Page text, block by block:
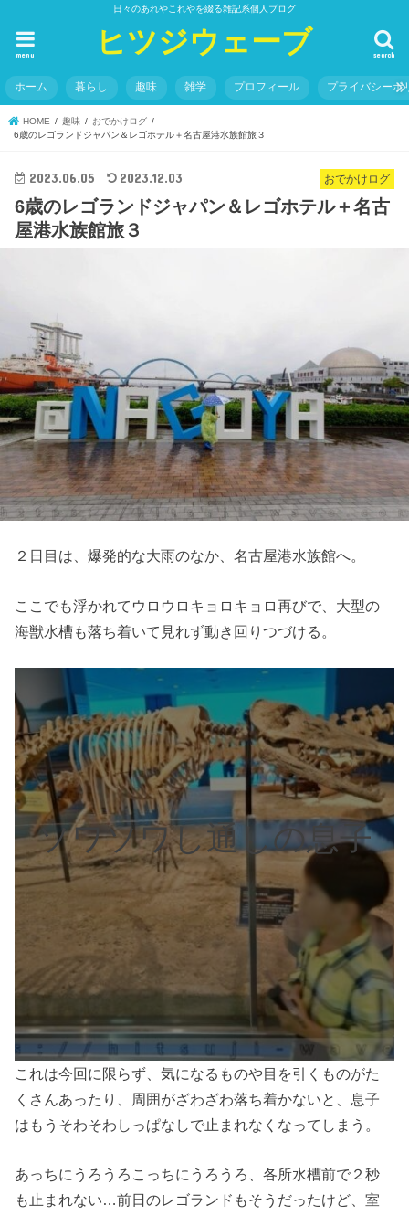
日々のあれやこれやを綴る雑記系個人ブログ
ヒツジウェーブ search
menu
ホーム 暮らし 趣味 雑学 プロフィール プライバシーポ
HOME 趣味
おでかけログ
6歳のレゴランドジャパン＆レゴホテル＋名古屋港水族館旅３
おでかけログ
2023.06.05 2023.12.03
6歳のレゴランドジャパン＆レゴホテル＋名古
屋港水族館旅３
２日目は、爆発的な大雨のなか、名古屋港水族館へ。
ここでも浮かれてウロウロキョロキョロ再びで、大型の
海獣水槽も落ち着いて見れず動き回りつづける。
ソワソワし通しの息子
これは今回に限らず、気になるものや目を引くものがた
くさんあったり、周囲がざわざわ落ち着かないと、息子
はもうそわそわしっぱなしで止まれなくなってしまう。
あっちにうろうろこっちにうろうろ、各所水槽前で２秒
も止まれない…前日のレゴランドもそうだったけど、室